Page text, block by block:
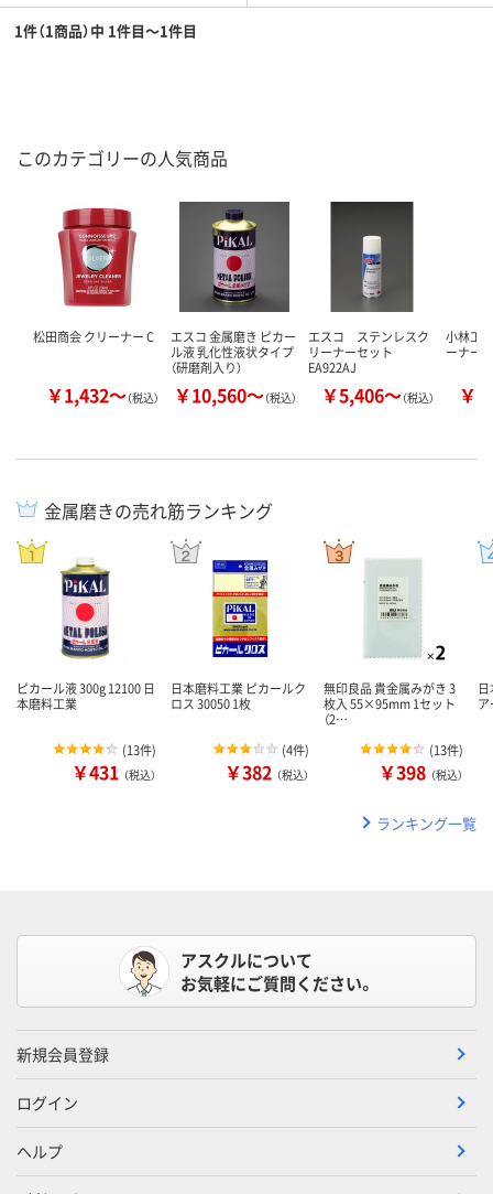
1件（1商品）中 1件目～1件目
このカテゴリーの人気商品
松田商会 クリーナー C
￥1,432～（税込）
エスコ 金属磨き ピカー
ル液 乳化性液状タイプ
（研磨剤入り）
￥10,560～（税込）
エスコ ステンレスク
リーナーセット
EA922AJ
￥5,406～（税込）
小林工
ーナー
￥
金属磨きの売れ筋ランキング
ピカール液 300g 12100 日
本磨料工業
(13件)
￥431 （税込）
日本磨料工業 ピカールク
ロス 30050 1枚
(4件)
￥382 （税込）
無印良品 貴金属みがき 3
枚入 55×95mm 1セット
（2…
(13件)
￥398 （税込）
ランキング一覧
アスクルについて
お気軽にご質問ください。
新規会員登録
ログイン
ヘルプ